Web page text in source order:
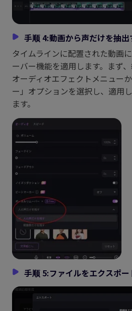
手顺 4:動画から声だけを抽出
タイムラインに配置された動画
ーバー機能を適用します。まず
オーディオエフェクトメニュー
ー」オプションを選択し、適用
ます。
手顺 5:ファイルをエクスポー